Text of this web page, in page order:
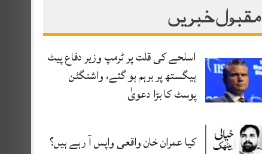
مقبول خبریں
اسلحے کی قلت پر ٹرمپ وزیر دفاع پیٹ
ہیگستھ پر برہم ہو گئے، واشنگٹن
پوسٹ کا بڑا دعویٰ
کیا عمران خان واقعی واپس آ رہے ہیں؟